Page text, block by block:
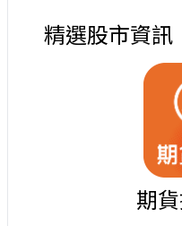
精選股市資訊
期